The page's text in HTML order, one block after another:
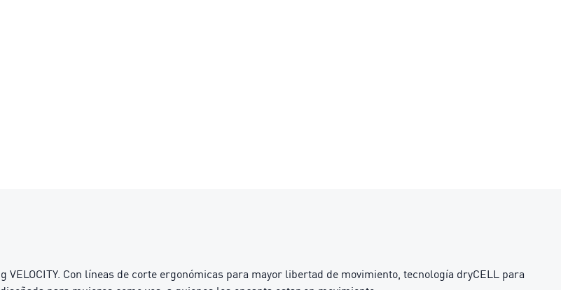
Con líneas de corte ergonómicas para mayor libertad de movimiento, tecnología dryCELL para